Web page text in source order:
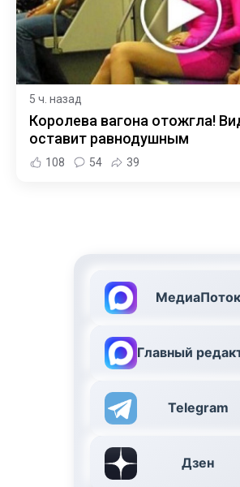
5 ч. назад
Королева вагона отожгла!
оставит равнодушным
108 54 39
МедиаПоток
Главный
Telegram
Дзен